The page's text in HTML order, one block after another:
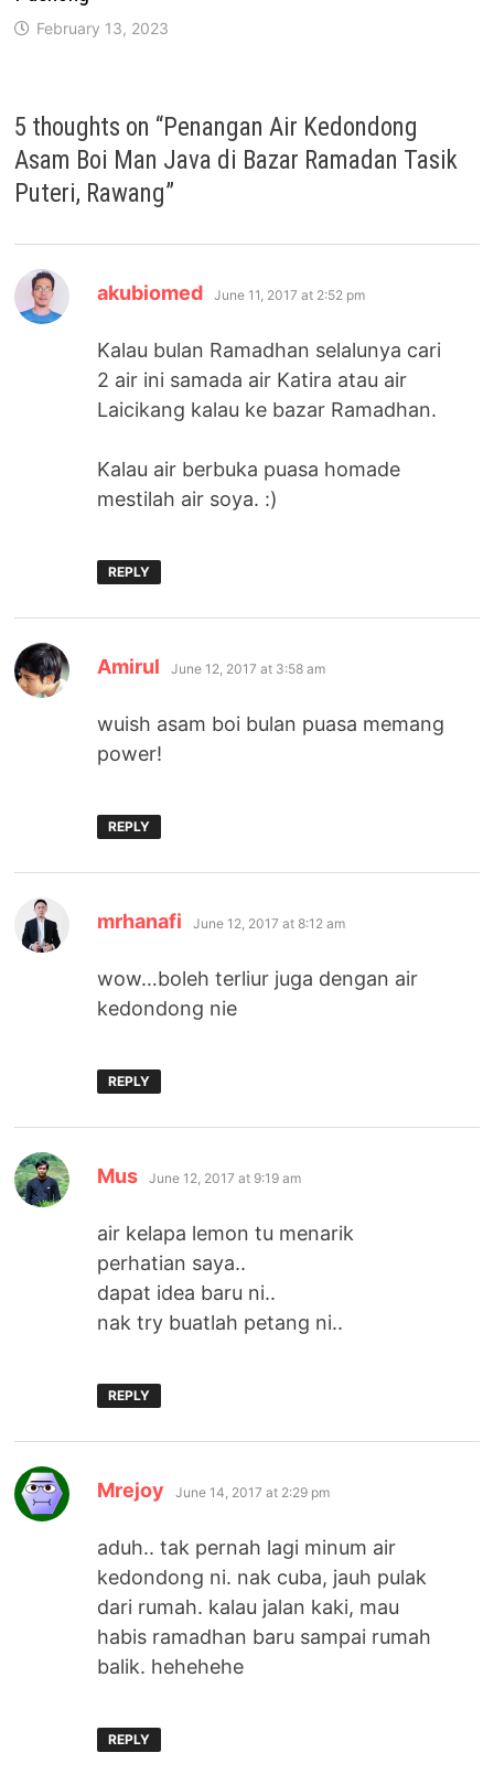
February 13, 2023
5 thoughts on “Penangan Air Kedondong
Asam Boi Man Java di Bazar Ramadan Tasik
Puteri, Rawang”
akubiomed says:
June 11, 2017 at 2:52 pm
Kalau bulan Ramadhan selalunya cari
2 air ini samada air Katira atau air
Laicikang kalau ke bazar Ramadhan.
Kalau air berbuka puasa homade
mestilah air soya. :)
REPLY
Amirul says:
June 12, 2017 at 3:58 am
wuish asam boi bulan puasa memang
power!
REPLY
mrhanafi says:
June 12, 2017 at 8:12 am
wow…boleh terliur juga dengan air
kedondong nie
REPLY
Mus says:
June 12, 2017 at 9:19 am
air kelapa lemon tu menarik
perhatian saya..
dapat idea baru ni..
nak try buatlah petang ni..
REPLY
Mrejoy says:
June 14, 2017 at 2:29 pm
aduh.. tak pernah lagi minum air
kedondong ni. nak cuba, jauh pulak
dari rumah. kalau jalan kaki, mau
habis ramadhan baru sampai rumah
balik. hehehehe
REPLY